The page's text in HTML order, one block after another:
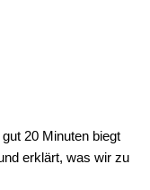
20 Minuten biegt
erklärt, was wir zu